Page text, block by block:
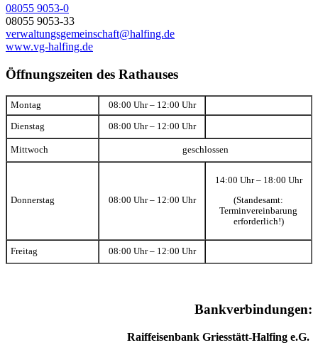
08055 9053-0
08055 9053-33
verwaltungsgemeinschaft@halfing.de
www.vg-halfing.de
Öffnungszeiten des Rathauses
Montag 08:00 Uhr – 12:00 Uhr
Dienstag 08:00 Uhr – 12:00 Uhr
Mittwoch geschlossen
Donnerstag 08:00 Uhr – 12:00 Uhr
14:00 Uhr – 18:00 Uhr
(Standesamt:
Terminvereinbarung
erforderlich!)
Freitag 08:00 Uhr – 12:00 Uhr
Bankverbindungen:
Raiffeisenbank Griesstätt-Halfing e.G.